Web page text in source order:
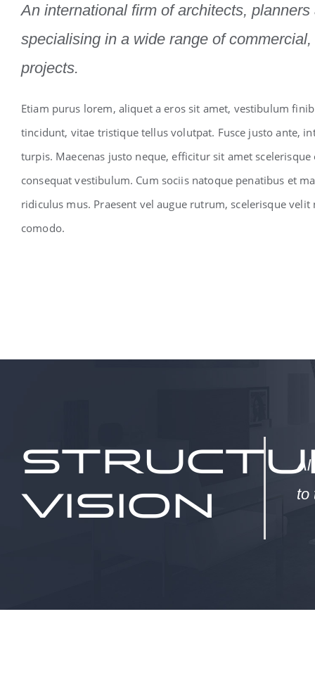
An international firm of architects,
specialising in a wide range of
projects.
Etiam purus lorem, aliquet a eros sit amet, vestibulum
tincidunt, vitae tristique tellus volutpat. Fusce justo ante,
turpis. Maecenas justo neque, efficitur sit amet
consequat vestibulum. Cum sociis natoque penatibus et
ridiculus mus. Praesent vel augue rutrum, scelerisque
comodo.
VISION
to